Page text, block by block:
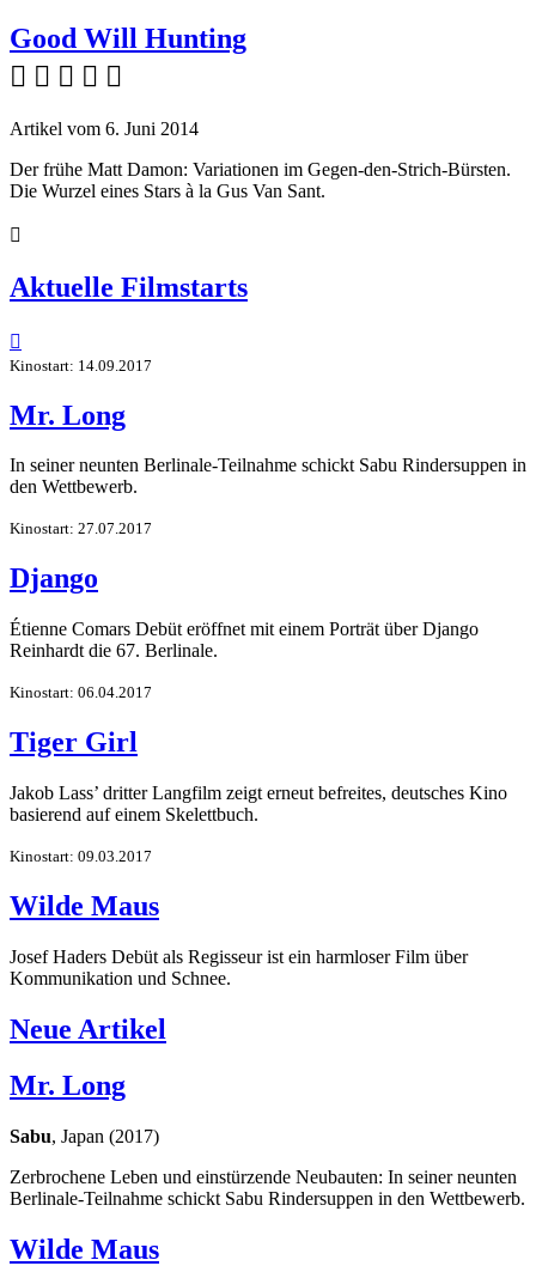
Good Will Hunting
    
Artikel vom 6. Juni 2014
Der frühe Matt Damon: Variationen im Gegen-den-Strich-Bürsten.
Die Wurzel eines Stars à la Gus Van Sant.

Aktuelle Filmstarts

Kinostart: 14.09.2017
Mr. Long
In seiner neunten Berlinale-Teilnahme schickt Sabu Rindersuppen in
den Wettbewerb.
Kinostart: 27.07.2017
Django
Étienne Comars Debüt eröffnet mit einem Porträt über Django
Reinhardt die 67. Berlinale.
Kinostart: 06.04.2017
Tiger Girl
Jakob Lass’ dritter Langfilm zeigt erneut befreites, deutsches Kino
basierend auf einem Skelettbuch.
Kinostart: 09.03.2017
Wilde Maus
Josef Haders Debüt als Regisseur ist ein harmloser Film über
Kommunikation und Schnee.
Neue Artikel
Mr. Long
Sabu, Japan (2017)
Zerbrochene Leben und einstürzende Neubauten: In seiner neunten
Berlinale-Teilnahme schickt Sabu Rindersuppen in den Wettbewerb.
Wilde Maus